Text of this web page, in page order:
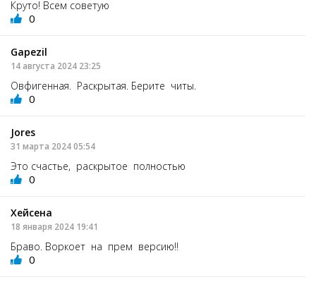
Круто! Всем советую
0
Gapezil
14 августа 2024 23:25
Овфигенная. Раскрытая. Берите читы.
0
Jores
31 марта 2024 05:54
Это счастье, раскрытое полностью
0
Хейсена
18 января 2024 19:41
Браво. Воркоет на прем версию!!
0